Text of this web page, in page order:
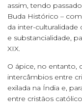
assim, tendo
Buda Histórico –
da inter-
e substancialidade,
XIX.
O ápice, no entanto,
intercâmbios entre
exilada na Índia e,
entre cristãos